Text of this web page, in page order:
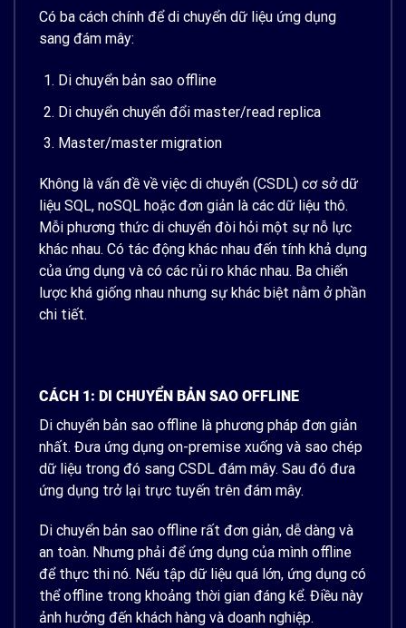
Có ba cách chính để di chuyển dữ liệu ứng dụng
sang đám mây:
Di chuyển bản sao offline
Di chuyển chuyển đổi master/read replica
Master/master migration
Không là vấn đề về việc di chuyển (CSDL) cơ sở dữ
liệu SQL, noSQL hoặc đơn giản là các dữ liệu thô.
Mỗi phương thức di chuyển đòi hỏi một sự nỗ lực
khác nhau. Có tác động khác nhau đến tính khả dụng
của ứng dụng và có các rủi ro khác nhau. Ba chiến
lược khá giống nhau nhưng sự khác biệt nằm ở phần
chi tiết.
CÁCH 1: DI CHUYỂN BẢN SAO OFFLINE
Di chuyển bản sao offline là phương pháp đơn giản
nhất. Đưa ứng dụng on-premise xuống và sao chép
dữ liệu trong đó sang CSDL đám mây. Sau đó đưa
ứng dụng trở lại trực tuyến trên đám mây.
Di chuyển bản sao offline rất đơn giản, dễ dàng và
an toàn. Nhưng phải để ứng dụng của mình offline
để thực thi nó. Nếu tập dữ liệu quá lớn, ứng dụng có
thể offline trong khoảng thời gian đáng kể. Điều này
ảnh hưởng đến khách hàng và doanh nghiệp.